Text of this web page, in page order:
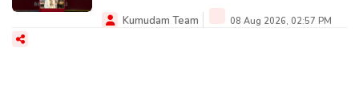
Kumudam Team 08 Aug 2026, 02:57 PM